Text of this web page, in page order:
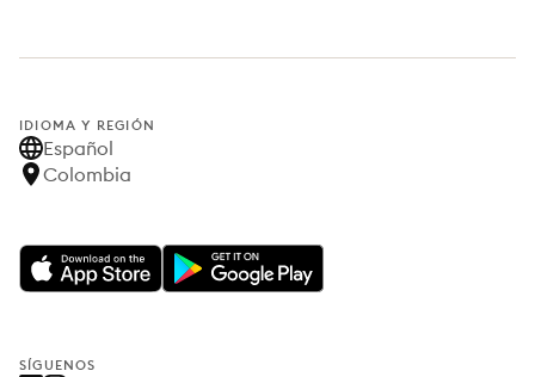
IDIOMA Y REGIÓN
Español
Colombia
SÍGUENOS